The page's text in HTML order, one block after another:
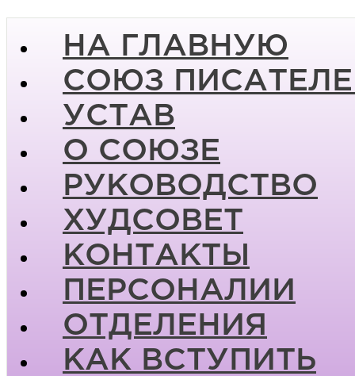
НА ГЛАВНУЮ
СОЮЗ
УСТАВ
О СОЮЗЕ
РУКОВОДСТВО
ХУДСОВЕТ
КОНТАКТЫ
ПЕРСОНАЛИИ
ОТДЕЛЕНИЯ
КАК ВСТУПИТЬ